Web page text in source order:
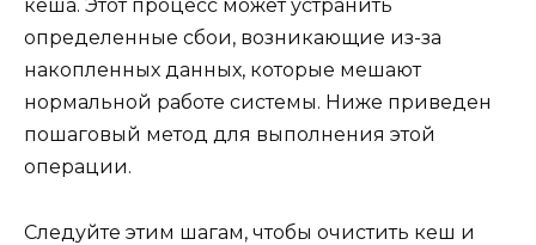
кеша. Этот процесс может устранить
определенные сбои, возникающие из-за
накопленных данных, которые мешают
нормальной работе системы. Ниже приведен
пошаговый метод для выполнения этой
операции.
Следуйте этим шагам, чтобы очистить кеш и